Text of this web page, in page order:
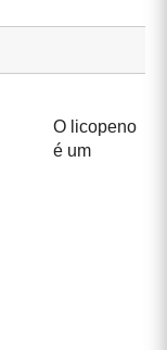
O licopeno
é um